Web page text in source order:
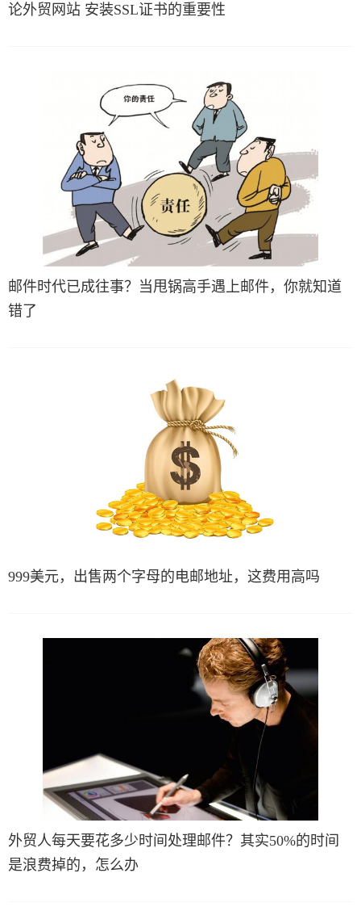
论外贸网站 安装SSL证书的重要性
邮件时代已成往事？当甩锅高手遇上邮件，你就知道
错了
999美元，出售两个字母的电邮地址，这费用高吗
外贸人每天要花多少时间处理邮件？其实50%的时间
是浪费掉的，怎么办